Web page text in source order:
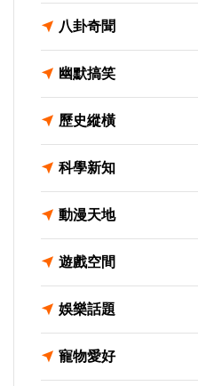
八卦奇聞
幽默搞笑
歷史縱橫
科學新知
動漫天地
遊戲空間
娛樂話題
寵物愛好